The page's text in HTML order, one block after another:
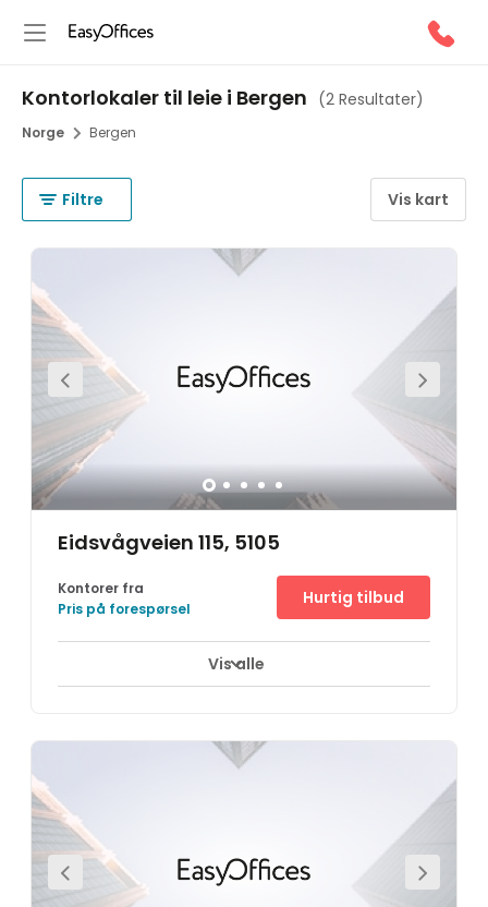
Kontorlokaler til leie i Bergen (2 Resultater)
Norge Bergen
Filtre Vis kart
Eidsvågveien 115, 5105
Kontorer fra
Pris på forespørsel
Hurtig tilbud
Vis alle